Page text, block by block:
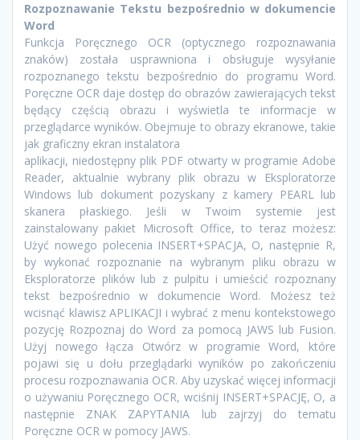
Rozpoznawanie Tekstu bezpośrednio w dokumencie
Word
Funkcja Poręcznego OCR (optycznego rozpoznawania
znaków) została usprawniona i obsługuje wysyłanie
rozpoznanego tekstu bezpośrednio do programu Word.
Poręczne OCR daje dostęp do obrazów zawierających tekst
będący częścią obrazu i wyświetla te informacje w
przeglądarce wyników. Obejmuje to obrazy ekranowe, takie
jak graficzny ekran instalatora
aplikacji, niedostępny plik PDF otwarty w programie Adobe
Reader, aktualnie wybrany plik obrazu w Eksploratorze
Windows lub dokument pozyskany z kamery PEARL lub
skanera płaskiego. Jeśli w Twoim systemie jest
zainstalowany pakiet Microsoft Office, to teraz możesz:
Użyć nowego polecenia INSERT+SPACJA, O, następnie R,
by wykonać rozpoznanie na wybranym pliku obrazu w
Eksploratorze plików lub z pulpitu i umieścić rozpoznany
tekst bezpośrednio w dokumencie Word. Możesz też
wcisnąć klawisz APLIKACJI i wybrać z menu kontekstowego
pozycję Rozpoznaj do Word za pomocą JAWS lub Fusion.
Użyj nowego łącza Otwórz w programie Word, które
pojawi się u dołu przeglądarki wyników po zakończeniu
procesu rozpoznawania OCR. Aby uzyskać więcej informacji
o używaniu Poręcznego OCR, wciśnij INSERT+SPACJĘ, O, a
następnie ZNAK ZAPYTANIA lub zajrzyj do tematu
Poręczne OCR w pomocy JAWS.